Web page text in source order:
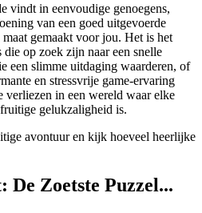
vindt in eenvoudige genoegens,
van een goed uitgevoerde
gemaakt voor jou. Het is het
die op zoek zijn naar een snelle
een slimme uitdaging waarderen, of
en stressvrije game-ervaring
in een wereld waar elke
gelukzaligheid is.
avontuur en kijk hoeveel heerlijke
De Zoetste Puzzel...